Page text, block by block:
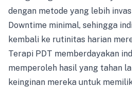
dengan metode yang lebih
Downtime minimal, sehingga
kembali ke rutinitas harian
Terapi PDT memberdayakan
memperoleh hasil yang tahan
keinginan mereka untuk